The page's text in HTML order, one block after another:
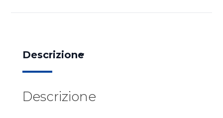
Descrizione
Descrizione